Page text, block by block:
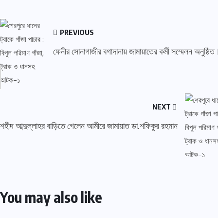
PREVIOUS
ফেনীর সোনাগাজীর বগাদানায় জামায়াতের কর্মী সম্মেলন
NEXT
শহীদ আব্দুল্লাহর বাড়িতে গেলেন আমীরে জামায়াত ডা.শফিকুর রহমান
You may also like